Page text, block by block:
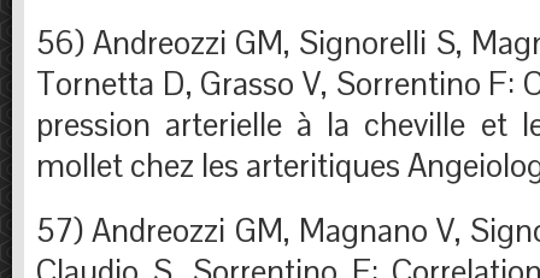
56) Andreozzi GM, Signorelli S,
Tornetta D, Grasso V, Sorrentino F:
pression arterielle à la cheville et
mollet chez les arteritiques
57) Andreozzi GM, Magnano V,